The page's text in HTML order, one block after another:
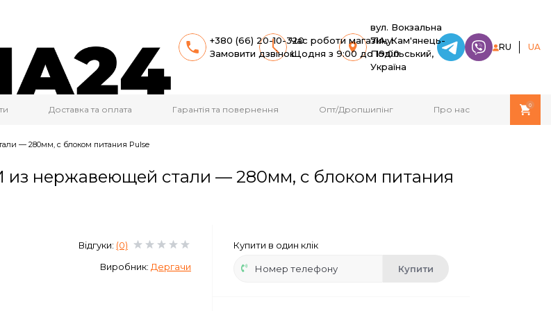
+380 (66) 20-10-320
Замовити дзвінок
Час роботи магазину:
Щодня з 9:00 до 19:00
вул. Вокзальна
71A, Кам'янець-
Подільський,
Україна
RU UA
Доставка та оплата Гарантія та повернення Опт/Дропшипінг Про нас 0
— 280мм, с блоком питания Pulse
нержавеющей стали — 280мм, с блоком питания
Відгуки: (0)
Виробник: Дергачи
Купити в один клік
Купити